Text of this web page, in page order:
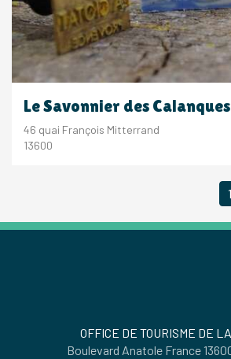
Le Savonnier des Calanques
46 quai François Mitterrand
13600
1
OFFICE DE TOURISME DE
Boulevard Anatole France